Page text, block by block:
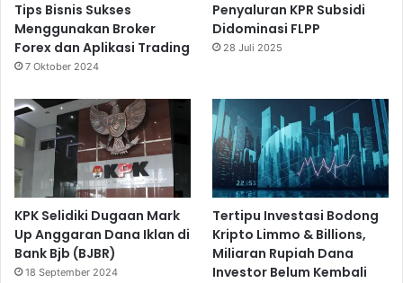
Tips Bisnis Sukses
Menggunakan Broker
Forex dan Aplikasi Trading
7 Oktober 2024
Penyaluran KPR Subsidi
Didominasi FLPP
28 Juli 2025
KPK Selidiki Dugaan Mark
Up Anggaran Dana Iklan di
Bank Bjb (BJBR)
18 September 2024
Tertipu Investasi Bodong
Kripto Limmo & Billions,
Miliaran Rupiah Dana
Investor Belum Kembali